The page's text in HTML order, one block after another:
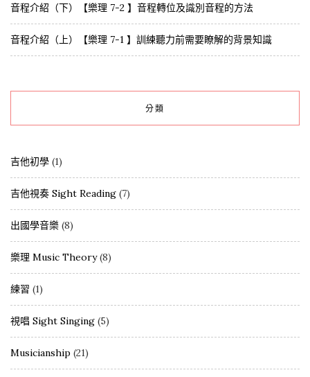
音程介紹（下）【樂理 7-2 】音程轉位及識別音程的方法
音程介紹（上）【樂理 7-1 】訓練聽力前需要瞭解的背景知識
分類
吉他初學 (1)
吉他視奏 Sight Reading (7)
出國學音樂 (8)
樂理 Music Theory(8)
練習 (1)
視唱 Sight Singing (5)
Musicianship (21)